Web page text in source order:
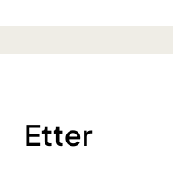
Etter